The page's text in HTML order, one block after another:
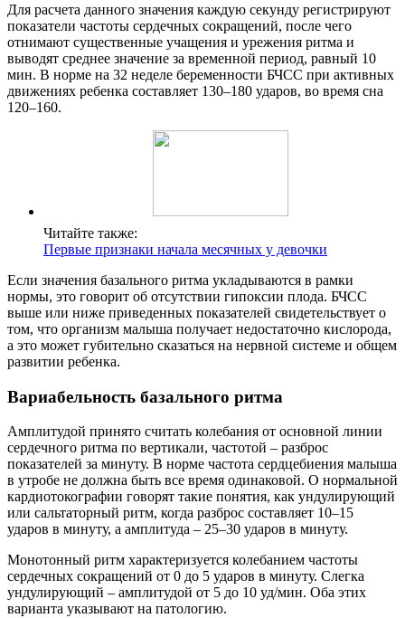
Для расчета данного значения каждую секунду регистрируют
показатели частоты сердечных сокращений, после чего
отнимают существенные учащения и урежения ритма и
выводят среднее значение за временной период, равный 10
мин. В норме на 32 неделе беременности БЧСС при активных
движениях ребенка составляет 130–180 ударов, во время сна
120–160.
Читайте также:
Первые признаки начала месячных у девочки
Если значения базального ритма укладываются в рамки
нормы, это говорит об отсутствии гипоксии плода. БЧСС
выше или ниже приведенных показателей свидетельствует о
том, что организм малыша получает недостаточно кислорода,
а это может губительно сказаться на нервной системе и общем
развитии ребенка.
Вариабельность базального ритма
Амплитудой принято считать колебания от основной линии
сердечного ритма по вертикали, частотой – разброс
показателей за минуту. В норме частота сердцебиения малыша
в утробе не должна быть все время одинаковой. О нормальной
кардиотокографии говорят такие понятия, как ундулирующий
или сальтаторный ритм, когда разброс составляет 10–15
ударов в минуту, а амплитуда – 25–30 ударов в минуту.
Монотонный ритм характеризуется колебанием частоты
сердечных сокращений от 0 до 5 ударов в минуту. Слегка
ундулирующий – амплитудой от 5 до 10 уд/мин. Оба этих
варианта указывают на патологию.